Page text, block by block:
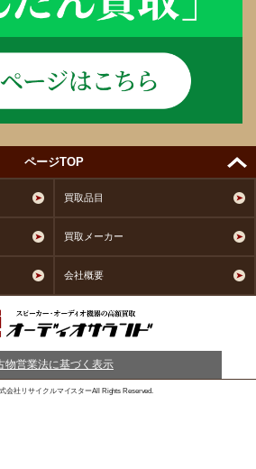
ページTOP
買取品目
買取メーカー
会社概要
物営業法に基づく表示
会社リサイクルマイスターAll Rights Reserved.